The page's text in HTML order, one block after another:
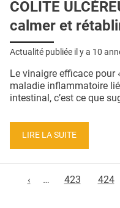
COLITE
calmer et
Actualité publiée il y a 10
Le vinaigre efficace pour
maladie inflammatoire
intestinal, c’est ce que
LIRE LA SUITE
‹
… 423 424